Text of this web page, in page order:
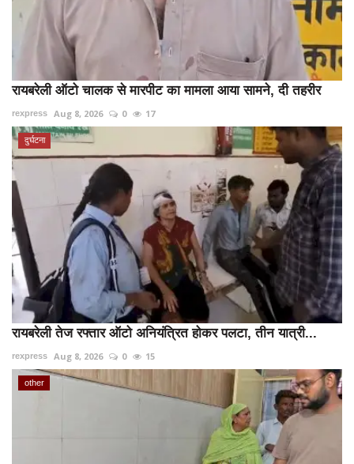
रायबरेली ऑटो चालक से मारपीट का मामला आया सामने, दी तहरीर
rexpress Aug 8, 2026 0 17
दुर्घटना
रायबरेली तेज रफ्तार ऑटो अनियंत्रित होकर पलटा, तीन यात्री...
rexpress Aug 8, 2026 0 15
other